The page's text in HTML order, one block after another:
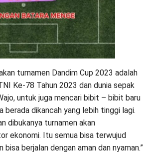
turnamen Dandim Cup 2023 adalah
Ke-78 Tahun 2023 dan dunia sepak
untuk juga mencari bibit – bibit baru
berada dikancah yang lebih tinggi lagi.
dibukanya turnamen akan
ekonomi. Itu semua bisa terwujud
bisa berjalan dengan aman dan nyaman.”